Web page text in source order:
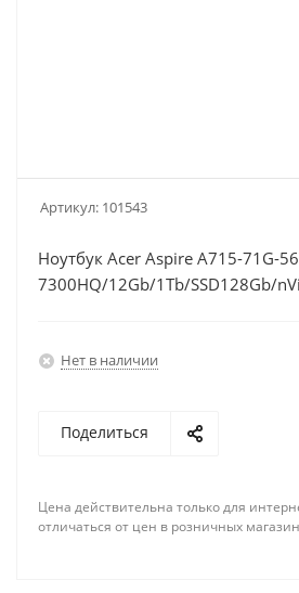
Артикул: 101543
Ноутбук Acer Aspire A715-71G-
7300HQ/12Gb/1Tb/SSD128Gb/
Нет в наличии
Поделиться
Цена действительна только для
отличаться от цен в розничных